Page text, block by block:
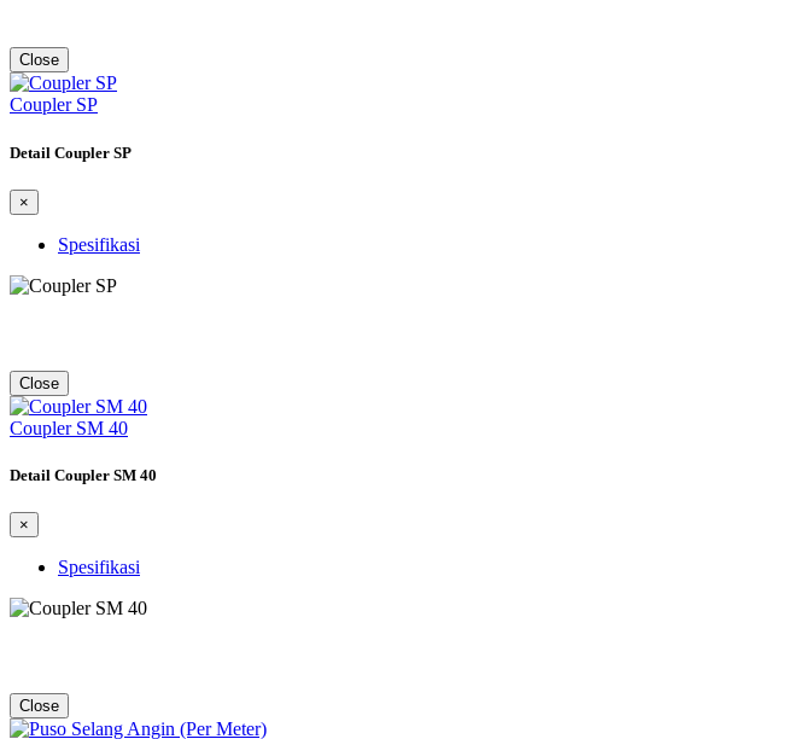
Close
Coupler SP
Detail Coupler SP
×
Spesifikasi
Close
Coupler SM 40
Detail Coupler SM 40
×
Spesifikasi
Close